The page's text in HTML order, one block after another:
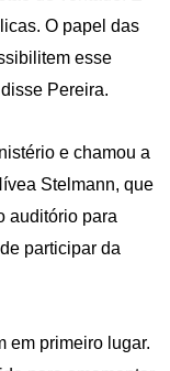
O papel das
esse
Pereira.
e chamou a
Stelmann, que
auditório para
participar da
em primeiro lugar.